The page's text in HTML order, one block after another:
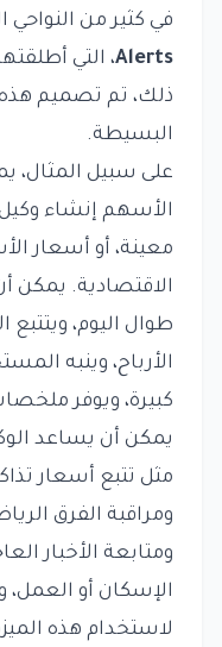
في كثير من النواحي
Alerts
ذلك، تم تصميم هذه
البسيطة.
على سبيل
الأسهم إنشاء
معينة، أو أسعار
الاقتصادية. يمكن
طوال اليوم، ويتتبع
الأرباح، وينبه
كبيرة، ويوفر
يمكن أن يساعد
مثل تتبع أسعار
ومراقبة الفرق
ومتابعة الأخبار
الإسكان أو العمل،
لاستخدام هذه